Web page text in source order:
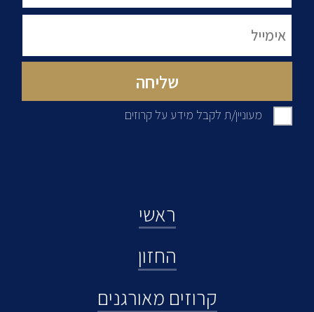
מעוניין/ת לקבל מידע על קרוזים
ראשי
החזון
קרוזים מאורגנים